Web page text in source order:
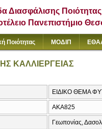
Διασφάλισης Ποιότητας
Πανεπιστήμιο
Ποιότητας ΜΟΔΙΠ
ΚΑΛΛΙΕΡΓΕΙΑΣ
ΕΙΔΙΚΟ ΘΕΜΑ
AKA825
Γεωπονίας,